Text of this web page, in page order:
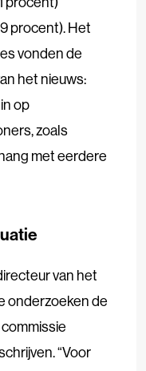
procent). Het
vonden de
het nieuws:
op
zoals
met eerdere
van het
onderzoeken de
“Voor